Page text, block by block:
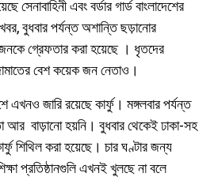
সেনাবাহিনী এবং বর্ডার গার্ড বাংলাদেশের
বুধবার পর্যন্ত অশান্তি ছড়ানোর
গ্রেফতার করা হয়েছে । ধৃতদের
বেশ কয়েক জন নেতাও।
এখনও জারি রয়েছে কার্ফু। মঙ্গলবার পর্যন্ত
আর বাড়ানো হয়নি। বুধবার থেকেই ঢাকা-সহ
শিথিল করা হয়েছে। চার ঘণ্টার জন্য
প্রতিষ্ঠানগুলি এখনই খুলছে না বলে